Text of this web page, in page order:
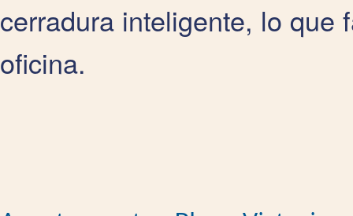
cerradura inteligente, lo que
oficina.